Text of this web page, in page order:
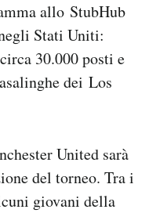
allo StubHub
Stati Uniti:
30.000 posti e
dei Los
United sarà
del torneo. Tra i
giovani della